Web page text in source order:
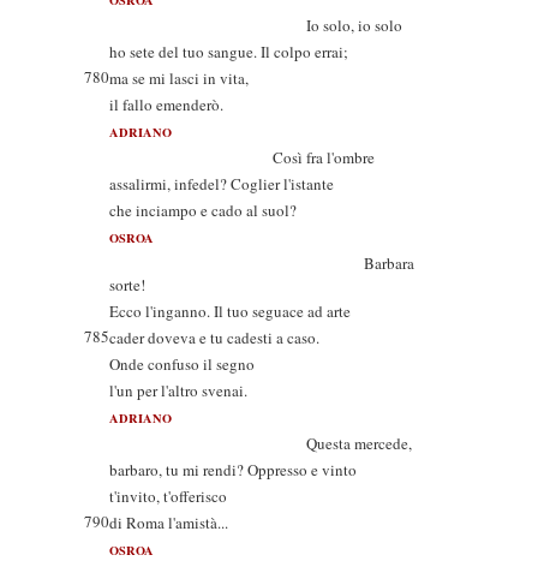
Io solo, io solo
ho sete del tuo sangue. Il colpo errai;
780ma se mi lasci in vita,
il fallo emenderò.
ADRIANO
Così fra l'ombre
assalirmi, infedel? Coglier l'istante
che inciampo e cado al suol?
OSROA
Barbara
sorte!
Ecco l'inganno. Il tuo seguace ad arte
785cader doveva e tu cadesti a caso.
Onde confuso il segno
l'un per l'altro svenai.
ADRIANO
Questa mercede,
barbaro, tu mi rendi? Oppresso e vinto
t'invito, t'offerisco
790di Roma l'amistà...
OSROA